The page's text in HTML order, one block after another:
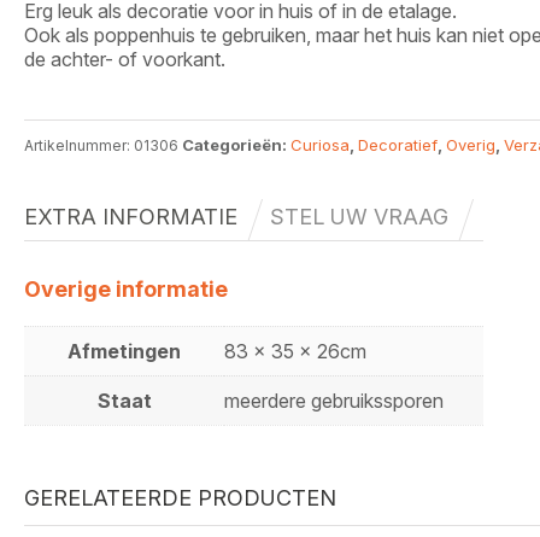
Erg leuk als decoratie voor in huis of in de etalage.
Ook als poppenhuis te gebruiken, maar het huis kan niet
de achter- of voorkant.
Artikelnummer: 01306 Categorieën: Curiosa, Decoratief, Overig,
EXTRA INFORMATIE STEL UW VRAAG
Overige informatie
Afmetingen 83 x 35 x 26cm
Staat meerdere gebruikssporen
GERELATEERDE PRODUCTEN